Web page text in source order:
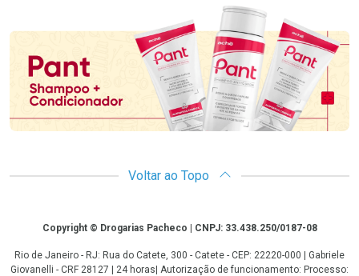
Promoção em Destaque
Voltar ao Topo
CopyrightCopyright © Drogarias Pacheco | CNPJ: 33.438.250/0187-08
Rio de Janeiro - RJ: Rua do Catete, 300 - Catete - CEP: 22220-000 | Gabriele
Giovanelli - CRF 28127 | 24 horas| Autorização de funcionamento: Processo: